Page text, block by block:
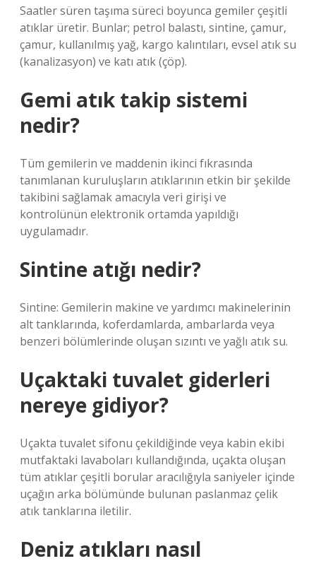
Saatler süren taşıma süreci boyunca gemiler çeşitli
atıklar üretir. Bunlar; petrol balastı, sintine, çamur,
çamur, kullanılmış yağ, kargo kalıntıları, evsel atık su
(kanalizasyon) ve katı atık (çöp).
Gemi atık takip sistemi
nedir?
Tüm gemilerin ve maddenin ikinci fıkrasında
tanımlanan kuruluşların atıklarının etkin bir şekilde
takibini sağlamak amacıyla veri girişi ve
kontrolünün elektronik ortamda yapıldığı
uygulamadır.
Sintine atığı nedir?
Sintine: Gemilerin makine ve yardımcı makinelerinin
alt tanklarında, koferdamlarda, ambarlarda veya
benzeri bölümlerinde oluşan sızıntı ve yağlı atık su.
Uçaktaki tuvalet giderleri
nereye gidiyor?
Uçakta tuvalet sifonu çekildiğinde veya kabin ekibi
mutfaktaki lavaboları kullandığında, uçakta oluşan
tüm atıklar çeşitli borular aracılığıyla saniyeler içinde
uçağın arka bölümünde bulunan paslanmaz çelik
atık tanklarına iletilir.
Deniz atıkları nasıl